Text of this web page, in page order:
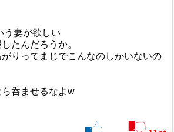
う妻が欲しい
たんだろうか。
がりってまじでこんなのしかいないの
ら呑ませるなよw